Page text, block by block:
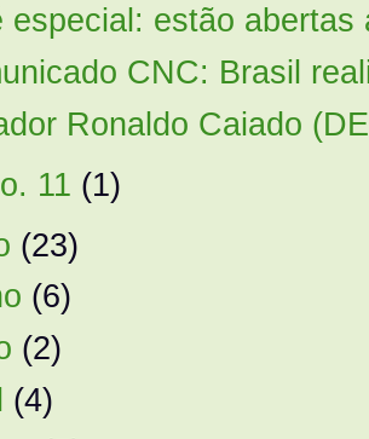
especial: estão
CNC: Brasil
Ronaldo Caiado
11 (1)
(23)
(6)
(2)
(4)